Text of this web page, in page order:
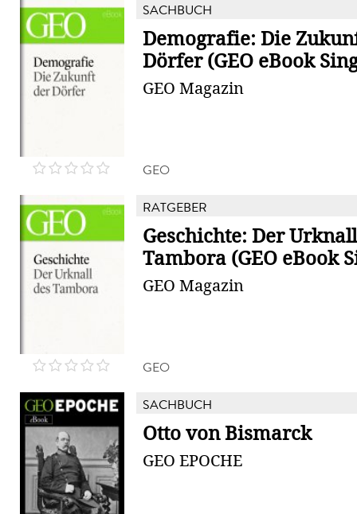
SACHBUCH
Demografie: Die
Dörfer (GEO eBook
GEO Magazin
GEO
RATGEBER
Geschichte: Der
Tambora (GEO eBook
GEO Magazin
GEO
SACHBUCH
Otto von Bismarck
GEO EPOCHE